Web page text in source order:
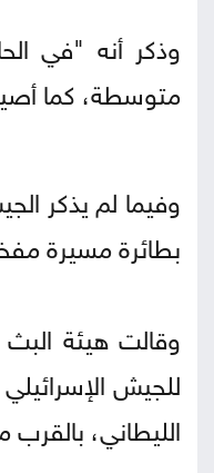
وذكر أنه "في
متوسطة، كما
وفيما لم يذكر
بطائرة مسيرة
وقالت هيئة
للجيش
الليطاني،